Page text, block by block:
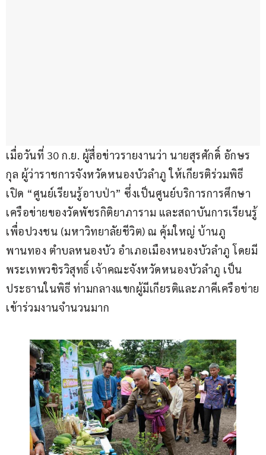
เมื่อวันที่ 30 ก.ย. ผู้สื่อข่าวรายงานว่า นายสุรศักดิ์ อักษร
กุล ผู้ว่าราชการจังหวัดหนองบัวลำภู ให้เกียรติร่วมพิธี
เปิด “ศูนย์เรียนรู้อาบป่า” ซึ่งเป็นศูนย์บริการการศึกษา
เครือข่ายของวัดพัชรกิติยาภาราม และสถาบันการเรียนรู้
เพื่อปวงชน (มหาวิทยาลัยชีวิต) ณ คุ้มใหญ่ บ้านภู
พานทอง ตำบลหนองบัว อำเภอเมืองหนองบัวลำภู โดยมี
พระเทพวชิรวิสุทธิ์ เจ้าคณะจังหวัดหนองบัวลำภู เป็น
ประธานในพิธี ท่ามกลางแขกผู้มีเกียรติและภาคีเครือข่าย
เข้าร่วมงานจำนวนมาก